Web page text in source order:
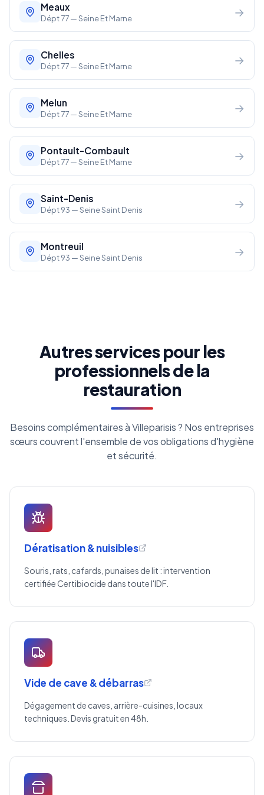
Meaux
Dépt 77 — Seine Et Marne →
Chelles
Dépt 77 — Seine Et Marne →
Melun
Dépt 77 — Seine Et Marne →
Pontault-Combault
Dépt 77 — Seine Et Marne →
Saint-Denis
Dépt 93 — Seine Saint Denis →
Montreuil
Dépt 93 — Seine Saint Denis →
Autres services pour les
professionnels de la
restauration
Besoins complémentaires à Villeparisis ? Nos entreprises
sœurs couvrent l'ensemble de vos obligations d'hygiène
et sécurité.
Dératisation & nuisibles
Souris, rats, cafards, punaises de lit : intervention
certifiée Certibiocide dans toute l'IDF.
Vide de cave & débarras
Dégagement de caves, arrière-cuisines, locaux
techniques. Devis gratuit en 48h.